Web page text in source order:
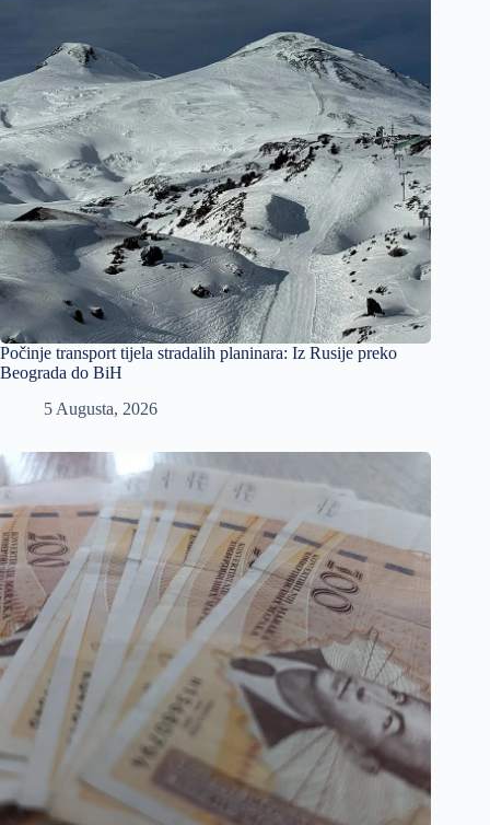
Počinje transport tijela stradalih planinara: Iz Rusije preko
Beograda do BiH
5 Augusta, 2026